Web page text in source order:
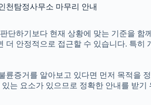
천탐정사무소 마무리 안내
단하기보다 현재 상황에 맞는 기준을 함
더 안정적으로 접근할 수 있습니다. 특
륜증거를 알아보고 있다면 먼저 목적
는 요소가 있으므로 정확한 안내를 받